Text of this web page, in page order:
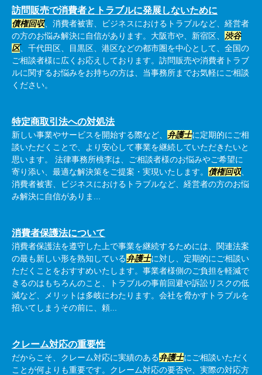
訪問販売で消費者とトラブルに発展しないために
債権回収、消費者被害、ビジネスにおけるトラブルなど、経営者
の方のお悩み解決に自信があります。大阪市や、新宿区、
渋谷
区、千代田区、目黒区、港区などの都市圏を中心として、全国の
ご相談者様に広くお応えしております。訪問販売や消費者トラブ
ルに関するお悩みをお持ちの方は、当事務所までお気軽にご相談
ください。
特定商取引法への対処法
新しい事業やサービスを開始する際など、 弁護士に定期的にご相
談いただくことで、より安心して事業を継続していただきたいと
思います。 法律事務所桃李は、ご相談者様のお悩みやご希望に
寄り添い、最適な解決策をご提案・実現いたします。 債権回収、
消費者被害、ビジネスにおけるトラブルなど、経営者の方のお悩
み解決に自信がありま...
消費者保護法について
消費者保護法を遵守した上で事業を継続するためには、関連法案
の最も新しい形を熟知している弁護士に対し、定期的にご相談い
ただくことをおすすめいたします。事業者様側のご負担を軽減で
きるのはもちろんのこと、トラブルの事前回避や訴訟リスクの低
減など、メリットは多岐にわたります。会社を脅かすトラブルを
招いてしまうその前に、頼...
クレーム対応の重要性
だからこそ、クレーム対応に実績のある弁護士にご相談いただく
ことが何よりも重要です。クレーム対応の要否や、実際の対応方